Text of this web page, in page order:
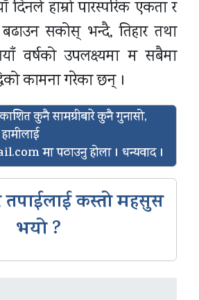
हाम्रो पारस्परिक एकता र
सकोस् भन्दै, तिहार तथा
वर्षको उपलक्ष्यमा म सबैमा
कामना गरेका छन् ।
कुनै सामग्रीबारे कुनै गुनासो,
मा पठाउनु होला । धन्यवाद ।
कस्तो महसुस
भयो ?